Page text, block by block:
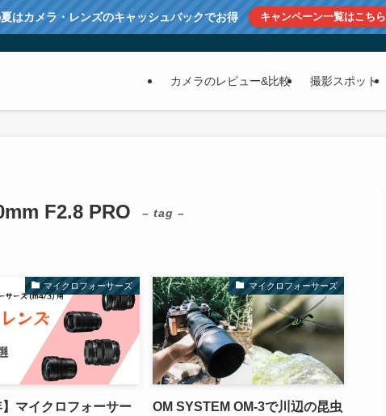
はカメラ・レンズのキャッシュバックでお得 キャンペーン一覧はこちら
カメラのレビュー&比較 撮影スポット
F2.8 PRO – tag –
マイクロフォーサーズ
】マイクロフォーサー
マイクロフォーサーズ
OM SYSTEM OM-3で川辺の昆虫